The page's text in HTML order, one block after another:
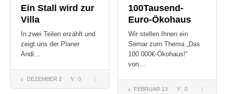
Ein Stall wird zur
Villa
In zwei Teilen erzählt und
zeigt uns der Planer
Andi…
DEZEMBER 2 0
Stall
100Tausend-
Euro-Ökohaus
Wir stellen Ihnen ein
Semar zum Thema „Das
100.000€-Ökohaus!“
von…
FEBRUAR 13 0